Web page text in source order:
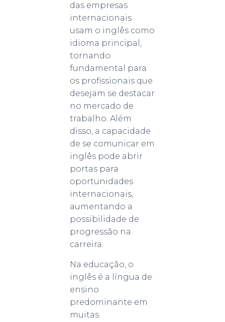
das empresas
internacionais
usam o inglês como
idioma principal,
tornando
fundamental para
os profissionais que
desejam se destacar
no mercado de
trabalho. Além
disso, a capacidade
de se comunicar em
inglês pode abrir
portas para
oportunidades
internacionais,
aumentando a
possibilidade de
progressão na
carreira.
Na educação, o
inglês é a língua de
ensino
predominante em
muitas